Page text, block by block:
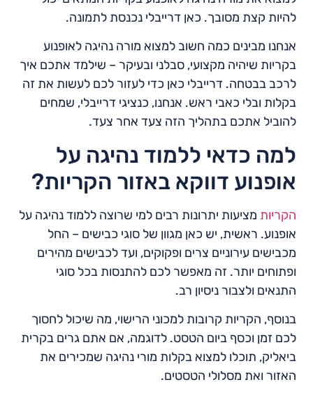
להיות קצת מסובך. כאן דרייבלי נכנסת לתמונה.
אנחנו מבינים כמה חשוב למצוא מורה נהיגה לאופנוע
בקריות שיהיה מקצועי, סבלני ובעיקר – שילמד אתכם איך
לרכב בבטחה. דרייבלי כאן כדי לעזור לכם לעשות את זה
בקלות ובלי כאבי ראש. אנחנו, כנציגי דרייבלי, שמחים
להוביל אתכם בתהליך הזה צעד אחר צעד.
למה כדאי ללמוד נהיגה על
אופנוע דווקא באזור הקריות?
הקריות מציעות יתרונות רבים למי שרוצה ללמוד נהיגה על
אופנוע. ראשית, יש כאן מגוון של סוגי כבישים – החל
מכבישים עירוניים צרים ופקוקים, ועד לכבישים מהירים
ופתוחים יותר. זה מאפשר לכם להתנסות בכל סוגי
התנאים ולצבור ניסיון רב.
בנוסף, הקריות קרובות למכוני הרישוי, מה שיכול לחסוך
לכם זמן וכסף ביום הטסט. לדוגמה, אם אתם גרים בקרית
ביאליק, תוכלו למצוא בקלות מורי נהיגה שמכירים את
האזור ואת מסלולי הטסטים.